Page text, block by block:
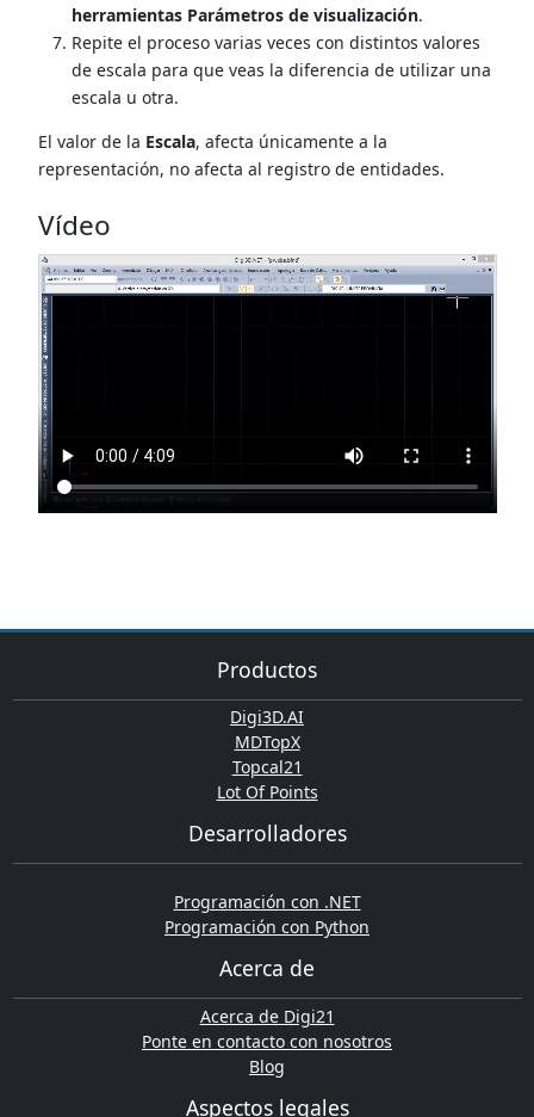
herramientas Parámetros de visualización.
Repite el proceso varias veces con distintos valores
de escala para que veas la diferencia de utilizar una
escala u otra.
El valor de la Escala, afecta únicamente a la
representación, no afecta al registro de entidades.
Vídeo
Productos
Digi3D.AI
MDTopX
Topcal21
Lot Of Points
Desarrolladores
Programación con .NET
Programación con Python
Acerca de
Acerca de Digi21
Ponte en contacto con nosotros
Blog
Aspectos legales